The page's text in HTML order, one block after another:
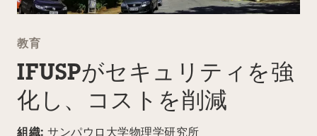
教育
IFUSPがセキュリティを強
化し、コストを削減
組織: サンパウロ大学物理学研究所